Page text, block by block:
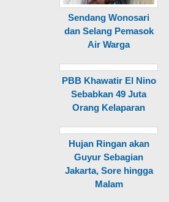
Sendang Wonosari
dan Selang Pemasok
Air Warga
PBB Khawatir El Nino
Sebabkan 49 Juta
Orang Kelaparan
Hujan Ringan akan
Guyur Sebagian
Jakarta, Sore hingga
Malam